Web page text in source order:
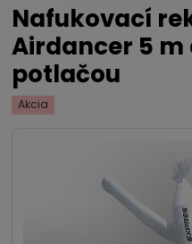
Nafukovací
Airdancer 5 m
potlačou
Akcia